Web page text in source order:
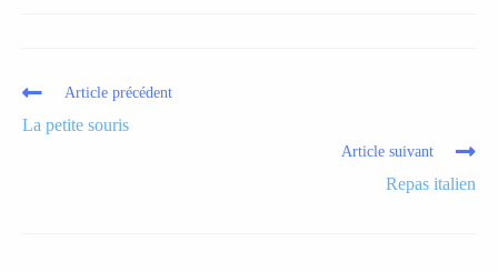
Article précédent
La petite souris
Article suivant
Repas italien